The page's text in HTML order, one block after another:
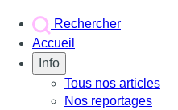
Rechercher
Accueil
Info
Tous nos articles
Nos reportages